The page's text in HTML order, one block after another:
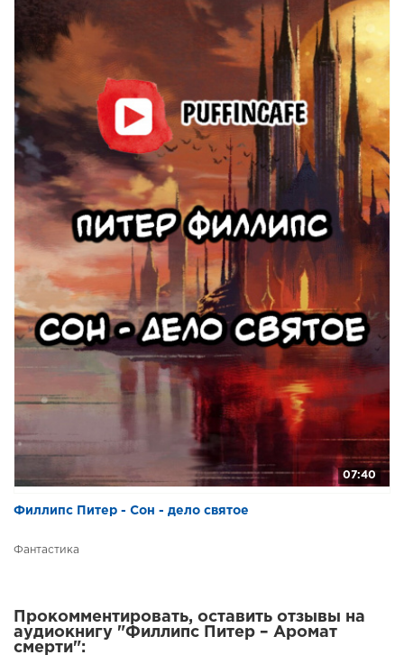
07:40
Филлипс Питер - Сон - дело святое
Фантастика
Прокомментировать, оставить отзывы на
аудиокнигу "Филлипс Питер – Аромат
смерти":